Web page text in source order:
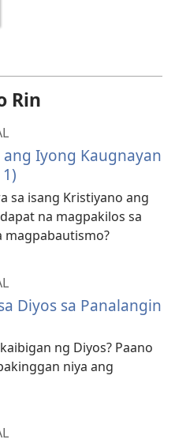
Rin
Iyong Kaugnayan
sa isang Kristiyano ang
na magpakilos sa
magpabautismo?
Diyos sa Panalangin
ng Diyos? Paano
niya ang